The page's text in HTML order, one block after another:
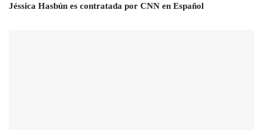
Jéssica Hasbún es contratada por CNN en Español